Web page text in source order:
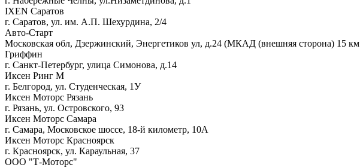
IXEN Саратов
г. Саратов, ул. им. А.П. Шехурдина, 2/4
Авто-Старт
Московская обл, Дзержинский, Энергетиков ул, д.24 (МКАД (внешняя сторона) 15 км
Гриффин
г. Санкт-Петербург, улица Симонова, д.14
Иксен Ринг М
г. Белгород, ул. Студенческая, 1У
Иксен Моторс Рязань
г. Рязань, ул. Островского, 93
Иксен Моторс Самара
г. Самара, Московское шоссе, 18-й километр, 10А
Иксен Моторс Красноярск
г. Красноярск, ул. Караульная, 37
ООО "Т-Моторс"